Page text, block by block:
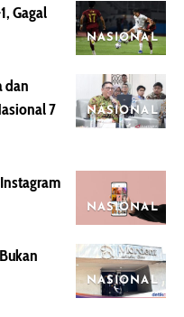
NASIONAL
Gagal
NASIONAL
dan
7
NASIONAL
NASIONAL